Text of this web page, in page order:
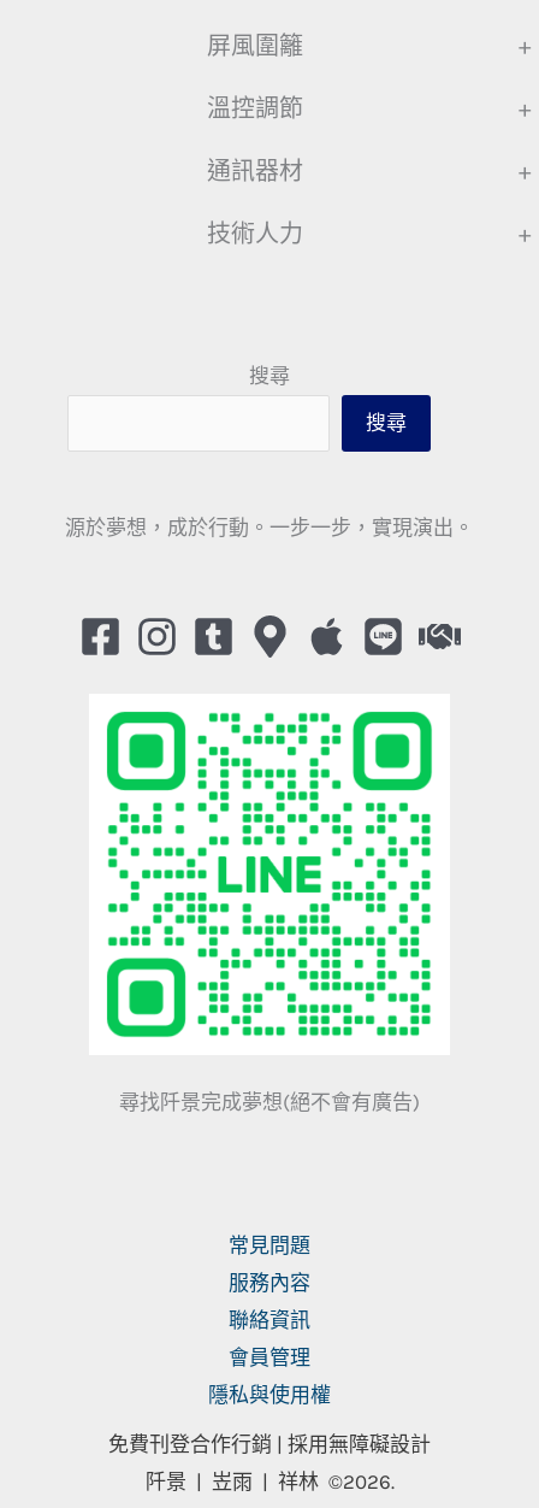
屏風圍籬 +
溫控調節 +
通訊器材 +
技術人力 +
搜尋
搜尋
源於夢想，成於行動。一步一步，實現演出。
尋找阡景完成夢想(絕不會有廣告)
常見問題
服務內容
聯絡資訊
會員管理
隱私與使用權
免費刊登合作行銷 | 採用無障礙設計
阡景 | 岦雨 | 祥林 ©2026.